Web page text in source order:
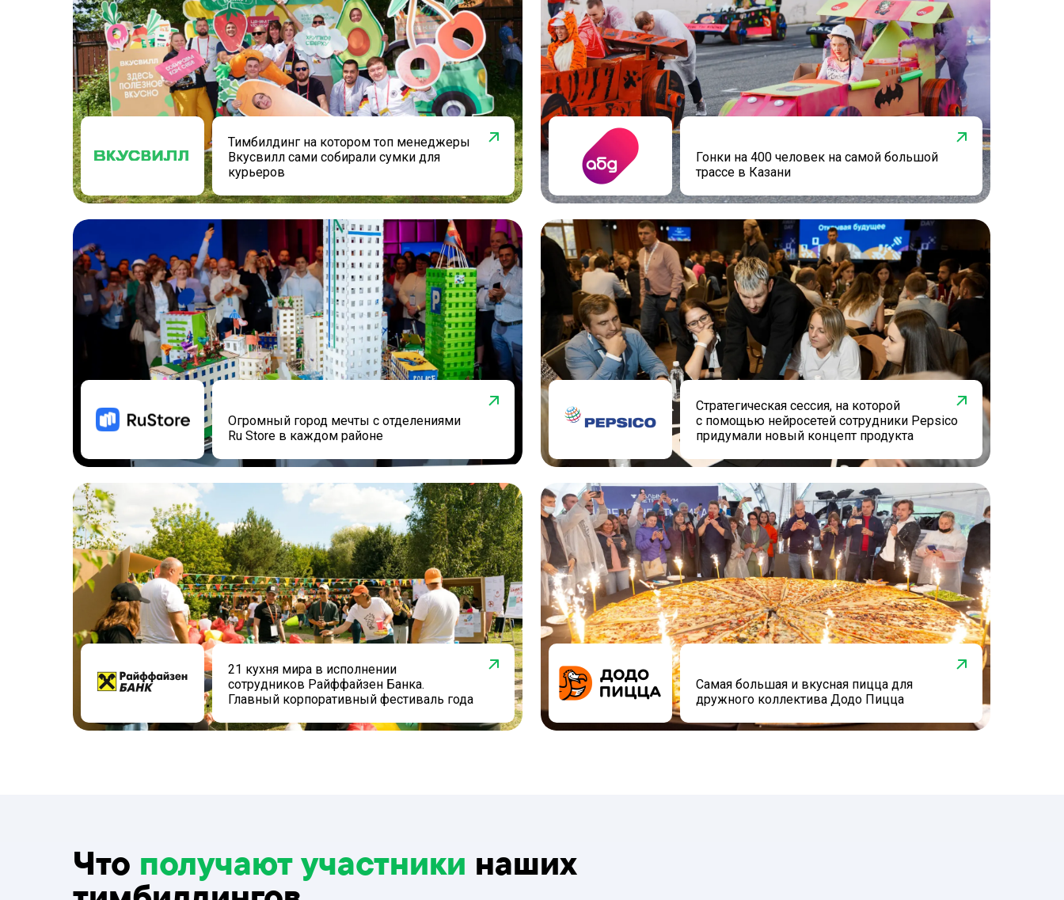
Тимбилдинг на котором топ менеджеры
Вкусвилл сами собирали сумки для
курьеров
Огромный город мечты c отделениями
Ru Store в каждом районе
21 кухня мира в исполнении
сотрудников Райффайзен Банка.
Главный корпоративный фестиваль года
Гонки на 400 человек на самой большой
трассе в Казани
Стратегическая сессия, на которой
с помощью нейросетей сотрудники Pepsico
придумали новый концепт продукта
Самая большая и вкусная пицца для
дружного коллектива Додо Пицца
Что получают участники наших